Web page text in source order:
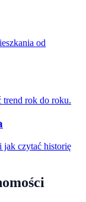
od
trend rok do roku.
jak czytać historię